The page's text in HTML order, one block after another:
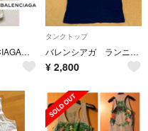
新品 BALENCIAGA ニット トップス
タンクトップ
バレンシアガ ランニング
¥ 2,800